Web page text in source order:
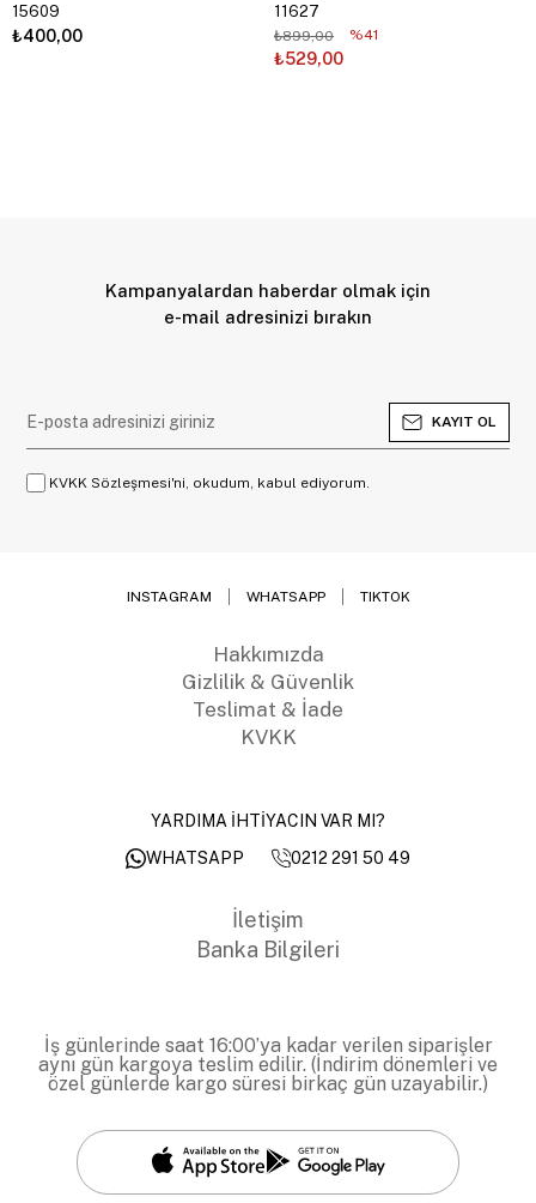
15609
₺400,00
11627
₺529,00
₺899,00 %41
Kampanyalardan haberdar olmak için
e-mail adresinizi bırakın
KAYIT OL
KVKK Sözleşmesi'ni, okudum, kabul ediyorum.
INSTAGRAM WHATSAPP TIKTOK
Hakkımızda
Gizlilik & Güvenlik
Teslimat & İade
KVKK
YARDIMA İHTİYACIN VAR MI?
WHATSAPP
0212 291 50 49
İletişim
Banka Bilgileri
İş günlerinde saat 16:00’ya kadar verilen siparişler
aynı gün kargoya teslim edilir. (İndirim dönemleri ve
özel günlerde kargo süresi birkaç gün uzayabilir.)